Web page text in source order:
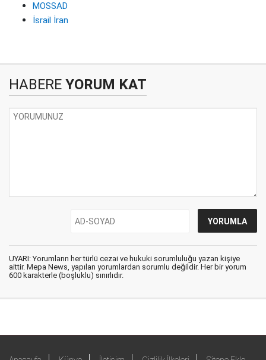
MOSSAD
İsrail İran
HABERE YORUM KAT
UYARI: Yorumların her türlü cezai ve hukuki sorumluluğu yazan kişiye
aittir. Mepa News, yapılan yorumlardan sorumlu değildir. Her bir yorum
600 karakterle (boşluklu) sınırlıdır.